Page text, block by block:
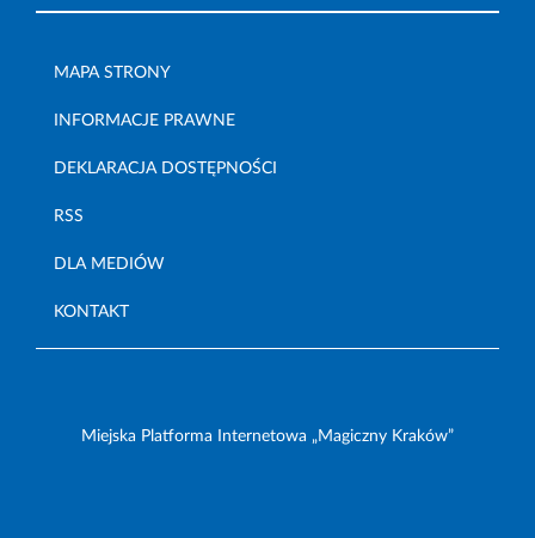
MAPA STRONY
INFORMACJE PRAWNE
DEKLARACJA DOSTĘPNOŚCI
RSS
DLA MEDIÓW
KONTAKT
Miejska Platforma Internetowa „Magiczny Kraków”